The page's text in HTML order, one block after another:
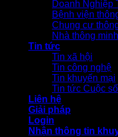
Doanh Nghiệp
Bệnh viện
Chung cư
Nhà thông
Tin tức
Tin xã hội
Tin công nghệ
Tin khuyến mại
Tin tức Cuộc
Liên hệ
Giải pháp
Login
Nhận thông tin